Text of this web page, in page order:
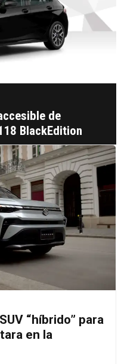
de
BlackEdition
“híbrido” para
en la